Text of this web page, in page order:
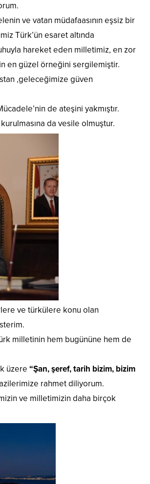
ve vatan müdafaasının eşsiz bir
Türk’ün esaret altında
hareket eden milletimiz, en zor
en güzel örneğini sergilemiştir.
,geleceğimize güven
de ateşini yakmıştır.
da vesile olmuştur.
ve türkülere konu olan
milletinin hem bugününe hem de
üzere “Şan, şeref, tarih bizim, bizim
rahmet diliyorum.
ve milletimizin daha birçok